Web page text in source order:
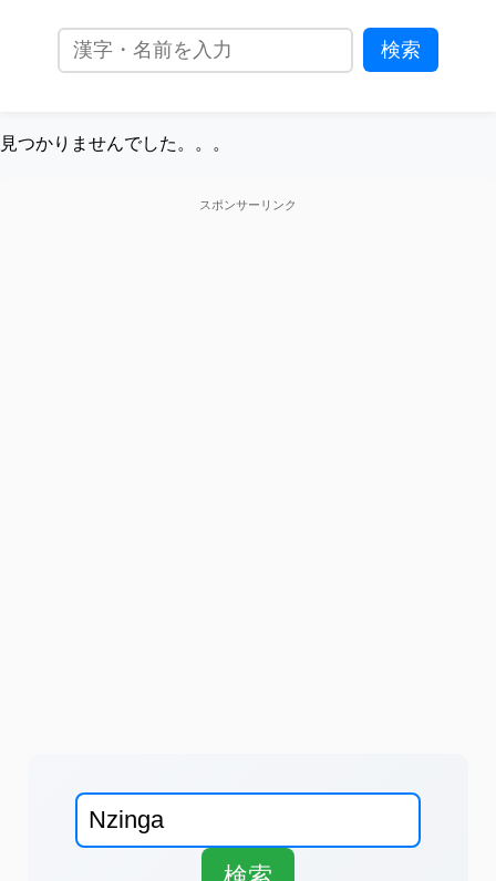
見つかりませんでした。。。
スポンサーリンク